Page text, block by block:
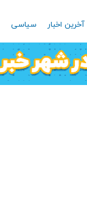
آخرین اخبار سیاسی